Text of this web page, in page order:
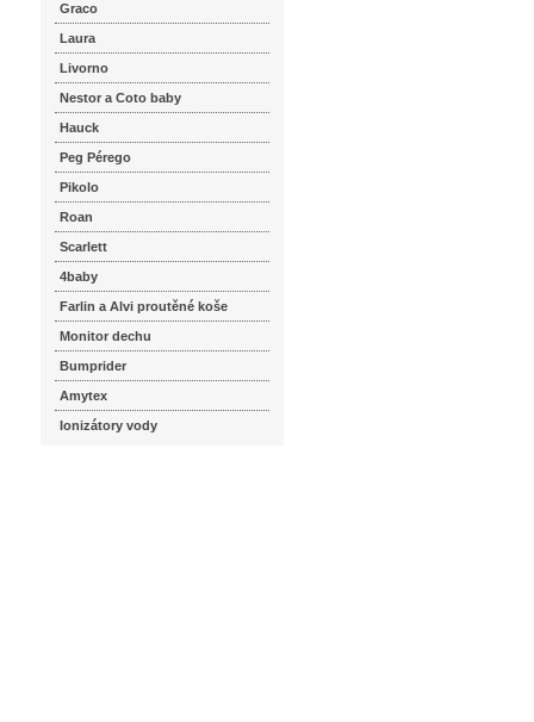
Graco
Laura
Livorno
Nestor a Coto baby
Hauck
Peg Pérego
Pikolo
Roan
Scarlett
4baby
Farlin a Alvi proutěné koše
Monitor dechu
Bumprider
Amytex
Ionizátory vody